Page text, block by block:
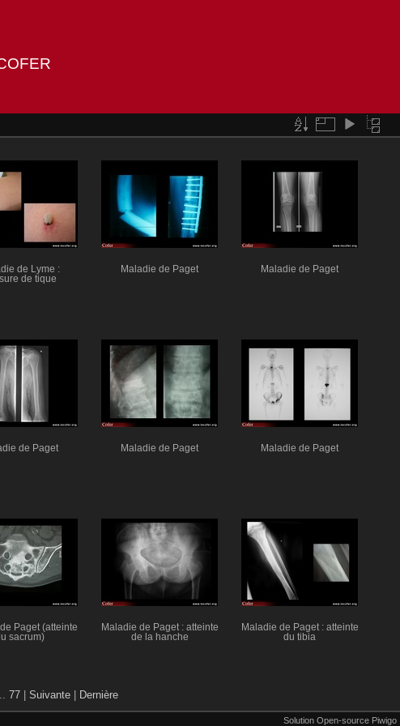
de Lyme :
de tique
Maladie de Paget Maladie de Paget
de Paget Maladie de Paget Maladie de Paget
Paget (atteinte
sacrum)
Maladie de Paget : atteinte
de la hanche
Maladie de Paget : atteinte
du tibia
77 Suivante Dernière
Solution Open-source Piwigo